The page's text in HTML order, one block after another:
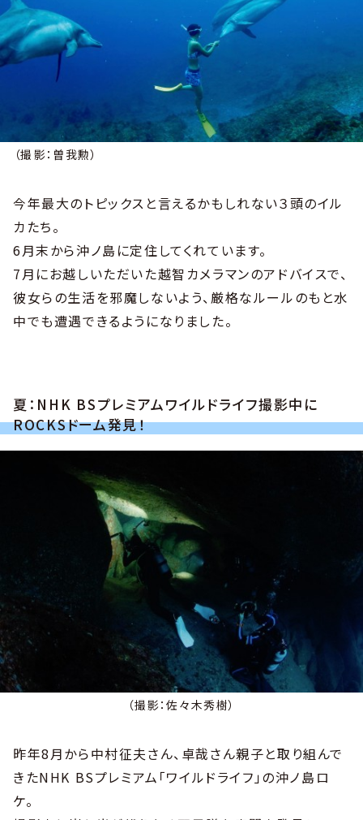
（撮影：曽我勲）
今年最大のトピックスと言えるかもしれない３頭のイル
カたち。
6月末から沖ノ島に定住してくれています。
7月にお越しいただいた越智カメラマンのアドバイスで、
彼女らの生活を邪魔しないよう、厳格なルールのもと水
中でも遭遇できるようになりました。
夏：NHK BSプレミアムワイルドライフ撮影中に
ROCKSドーム発見！
（撮影：佐々木秀樹）
昨年8月から中村征夫さん、卓哉さん親子と取り組んで
きたNHK BSプレミアム「ワイルドライフ」の沖ノ島ロ
ケ。